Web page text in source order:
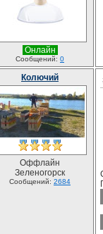
Онлайн
Сообщений: 0
Колючий
Оффлайн
Зеленогорск
Сообщений: 2684